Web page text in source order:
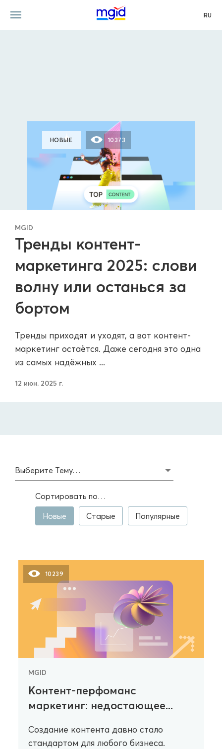
RU
НОВЫЕ 10373
MGID
Тренды контент-
маркетинга 2025: слови
волну или останься за
бортом
Тренды приходят и уходят, а вот контент-
маркетинг остаётся. Даже сегодня это одна
из самых надёжных ...
12 июн. 2025 г.
Выберите Тему…
Сортировать по…
Новые
Старые Популярные
10239
MGID
Контент-перфоманс
маркетинг: недостающее...
Создание контента давно стало
стандартом для любого бизнеса.